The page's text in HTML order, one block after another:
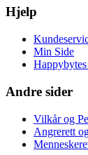
Hjelp
Min Side
Happybytes
Andre sider
Vilkår og
Angrerett